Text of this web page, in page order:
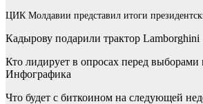
ЦИК Молдавии представил итоги
Кадырову подарили трактор Lamborghini
Кто лидирует в опросах перед
Инфографика
Что будет с биткоином на следующей